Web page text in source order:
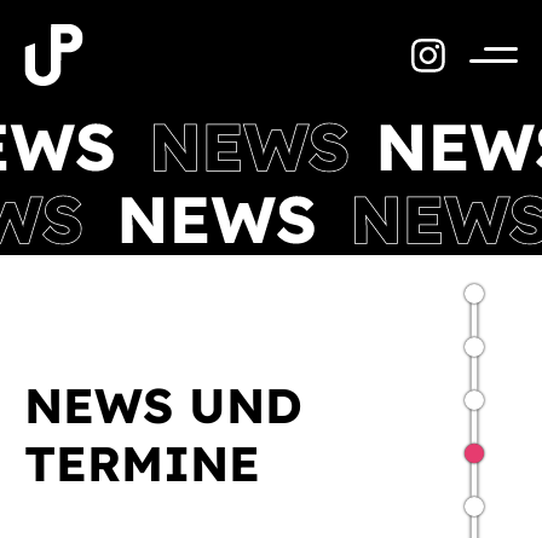
Inhalt
springen
NEWS UND
TERMINE